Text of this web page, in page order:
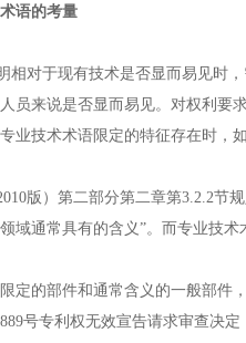
语的考量
对于现有技术是否显而易见时，
员来说是否显而易见。对权利要
业技术术语限定的特征存在时，
版）第二部分第二章第3.2.2节
域通常具有的含义”。而专业技
的部件和通常含义的一般部件
号专利权无效宣告请求审查决